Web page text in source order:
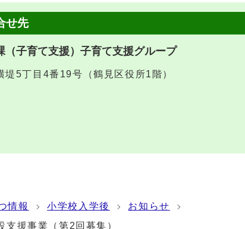
せ先
（子育て支援）子育て支援グループ
5丁目4番19号（鶴見区役所1階）
情報 小学校入学後
お知らせ
援事業（第2回募集）